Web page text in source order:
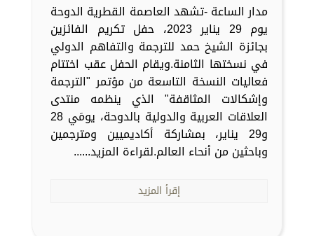
مدار الساعة -تشهد العاصمة القطرية الدوحة
يوم 29 يناير 2023، حفل تكريم الفائزين
بجائزة الشيخ حمد للترجمة والتفاهم الدولي
في نسختها الثامنة.ويقام الحفل عقب اختتام
فعاليات النسخة التاسعة من مؤتمر "الترجمة
وإشكالات المثاقفة" الذي ينظمه منتدى
العلاقات العربية والدولية بالدوحة، يومَي 28
و29 يناير، بمشاركة أكاديميين ومترجمين
وباحثين من أنحاء العالم.لقراءة المزيد......
إقرأ المزيد